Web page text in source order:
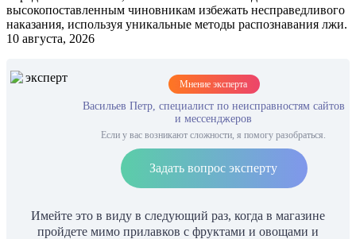
высокопоставленным чиновникам избежать несправедливого
наказания, используя уникальные методы распознавания лжи.
10 августа, 2026
Мнение эксперта
Васильев Петр, специалист по неисправностям сайтов
и мессенджеров
Если у вас возникают сложности, я помогу разобраться.
Задать вопрос эксперту
Имейте это в виду в следующий раз, когда в магазине
пройдете мимо прилавков с фруктами и овощами и